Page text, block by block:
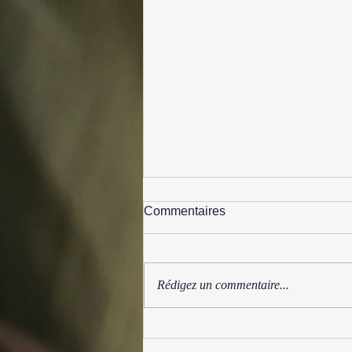
Festival Syrinx 2025
Commentaires
Rédigez un commentaire...